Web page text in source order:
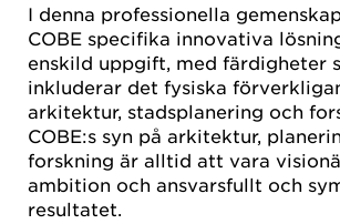
I denna professionella
COBE specifika innovativa
enskild uppgift, med färdigheter
inkluderar det fysiska
arkitektur, stadsplanering och
COBE:s syn på arkitektur,
forskning är alltid att vara
ambition och ansvarsfullt och
resultatet.